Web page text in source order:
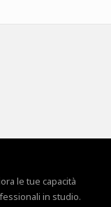
le tue capacità
in studio.